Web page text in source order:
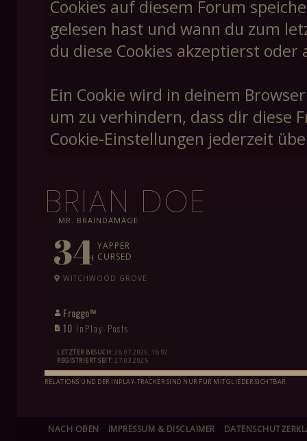
Cookies auf diesem Forum
gelesen hast und wann du zum
du diese Cookies akzeptierst oder
Ein Cookie wird in deinem
um zu verhindern, dass dir diese
Cookie-Einstellungen jederzeit
BRIAN DOE
MR. BRAINDAMAGE
34 YAPPER
CURSED
WITCHWOOD GROVE
Froggo™
10 InPlay-Posts
LETZTER BESUCH: 28.07.2026, 18:02
REGISTRIERT SEIT: 27.03.2025
RELATIONS UND DER INPLAY-TRACKER SIND NUR FÜR MITGLIEDER SICHTBAR.
NACH OBEN IMPRESSUM & DISCLAIMER